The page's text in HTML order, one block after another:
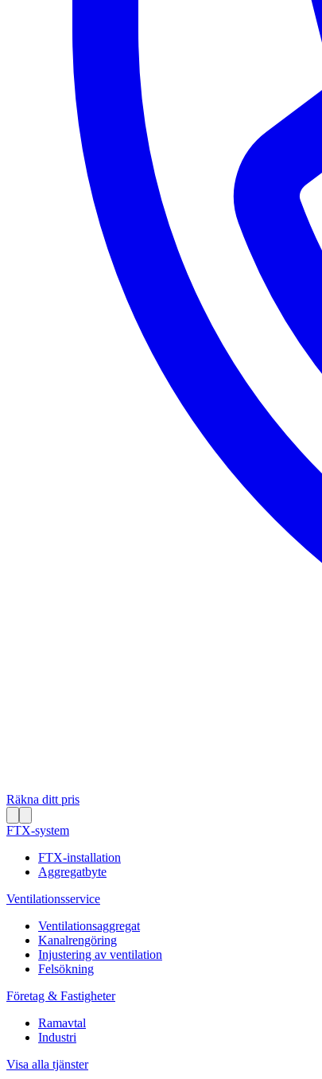
Räkna ditt pris
FTX-system
FTX-installation
Aggregatbyte
Ventilationsservice
Ventilationsaggregat
Kanalrengöring
Injustering av ventilation
Felsökning
Företag & Fastigheter
Ramavtal
Industri
Visa alla tjänster